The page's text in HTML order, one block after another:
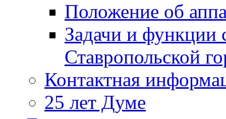
Положение об
Задачи и функции
Ставропольской
Контактная
25 лет Думе